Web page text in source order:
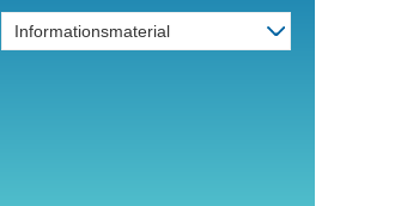
Informationsmaterial